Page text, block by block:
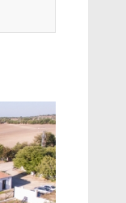
julio